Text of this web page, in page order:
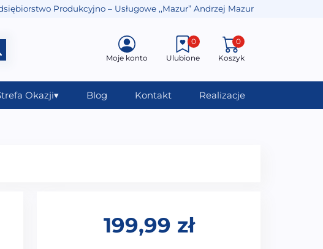
Produkcyjno – Usługowe ,,Mazur” Andrzej Mazur
Moje konto Ulubione
0
Koszyk
0
Okazji▾ Blog Kontakt Realizacje
199,99 zł